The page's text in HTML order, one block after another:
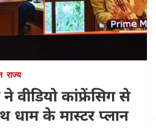
राज्य
ने वीडियो कांफ्रेंसिग से
धाम के मास्टर प्लान